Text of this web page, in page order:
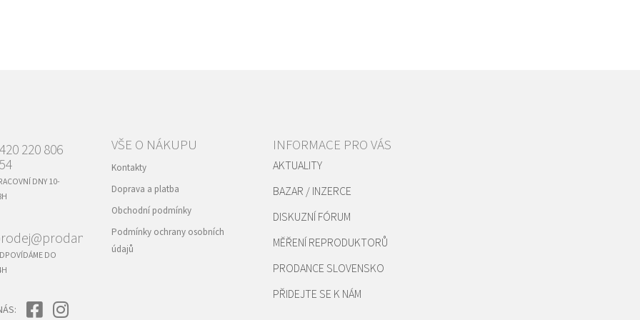
220 806
DNY 10-
DO
VŠE O NÁKUPU
Kontakty
Doprava a platba
Obchodní podmínky
Podmínky ochrany osobních
údajů
INFORMACE PRO VÁS
AKTUALITY
BAZAR / INZERCE
DISKUZNÍ FÓRUM
MĚŘENÍ REPRODUKTORŮ
PRODANCE SLOVENSKO
PŘIDEJTE SE K NÁM